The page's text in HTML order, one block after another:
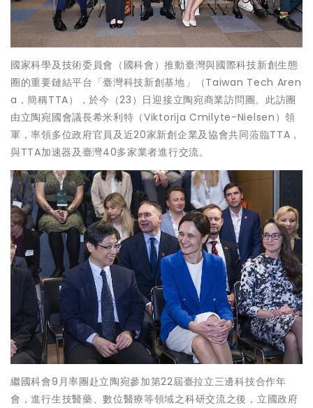
國家科學及技術委員會（國科會）推動臺灣與國際科技新創生態
圈的重要鏈結平台「臺灣科技新創基地」（Taiwan Tech Aren
a，簡稱TTA），於今（23）日迎接立陶宛商業訪問團。此訪團
由立陶宛國會議長希米利特（Viktorija Cmilyte-Nielsen）領
軍，率領多位政府官員及近20家新創企業及協會共同蒞臨TTA，
與TTA加速器及臺灣40多家業者進行交流。
繼國科會9月率團赴立陶宛參加第22屆臺拉立三邊科技合作年
會，進行生技醫藥、數位醫療等領域之科研交流之後，立國政府